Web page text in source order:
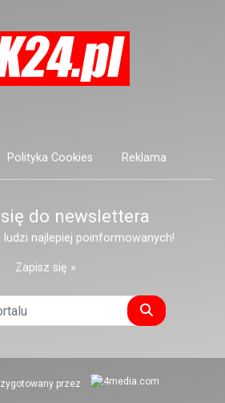
Polityka Cookies Reklama
do newslettera
ludzi najlepiej poinformowanych!
Zapisz się »
Szukaj
przez